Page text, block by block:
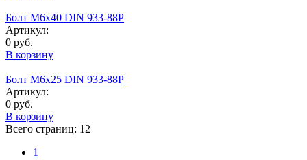
Болт М6х40 DIN 933-88P
Артикул:
0 руб.
В корзину
Болт М6х25 DIN 933-88Р
Артикул:
0 руб.
В корзину
Всего страниц: 12
1